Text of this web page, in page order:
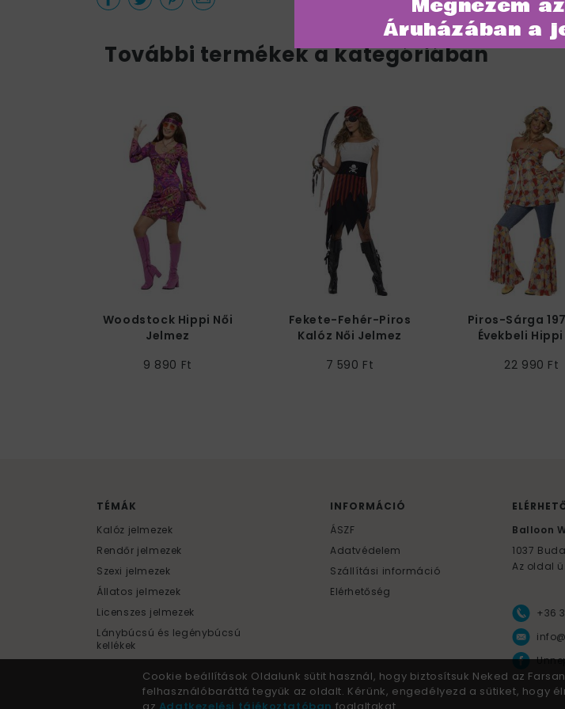
További termékek a kategóriában
Woodstock Hippi Női
Jelmez
9 890 Ft
Fekete-Fehér-Piros
Kalóz Női Jelmez
7 590 Ft
Piros-Sárga
Évekbeli Hippi
22 990 Ft
TÉMÁK
Kalóz jelmezek
Rendőr jelmezek
Szexi jelmezek
Állatos jelmezek
Licenszes jelmezek
Lánybúcsú és legénybúcsú
kellékek
INFORMÁCIÓ
ÁSZF
Adatvédelem
Szállítási információ
Elérhetőség
Balloon
1037
Az oldal
+36
Cookie beállítások Oldalunk sütit használ, hogy biztosítsuk Neked az
felhasználóbaráttá tegyük az oldalt. Kérünk, engedélyezd a sütiket, hogy
Megnézem
Áruházában a